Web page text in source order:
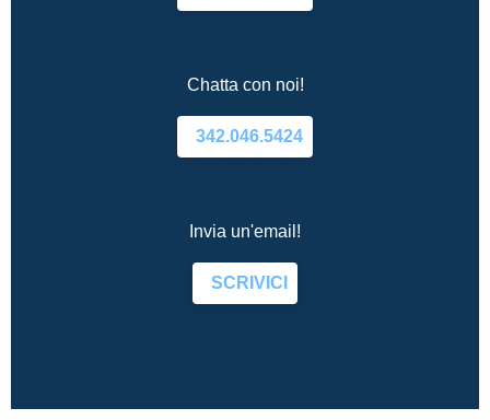
Chatta con noi!
342.046.5424
Invia un'email!
SCRIVICI